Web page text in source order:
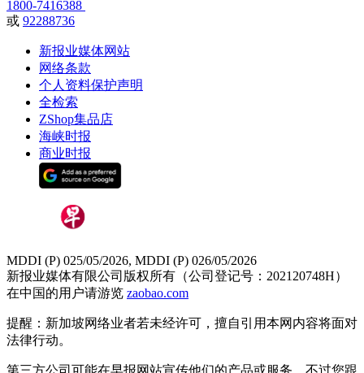
1800-7416388
或 92288736
新报业媒体网站
网络条款
个人资料保护声明
全检索
ZShop集品店
海峡时报
商业时报
MDDI (P) 025/05/2026, MDDI (P) 026/05/2026
新报业媒体有限公司版权所有（公司登记号：202120748H）
在中国的用户请游览 zaobao.com
提醒：新加坡网络业者若未经许可，擅自引用本网内容将面对
法律行动。
第三方公司可能在早报网站宣传他们的产品或服务。不过您跟